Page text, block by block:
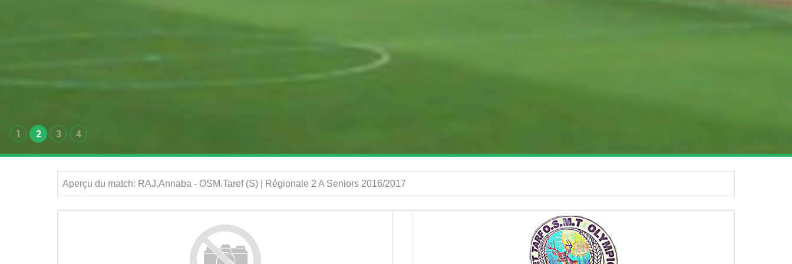
1 2 3 4
Aperçu du match: RAJ.Annaba - OSM.Taref (S) | Régionale 2 A Seniors 2016/2017